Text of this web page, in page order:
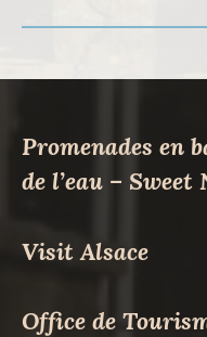
Promenades en
de l’eau – Sweet
Visit Alsace
Office de